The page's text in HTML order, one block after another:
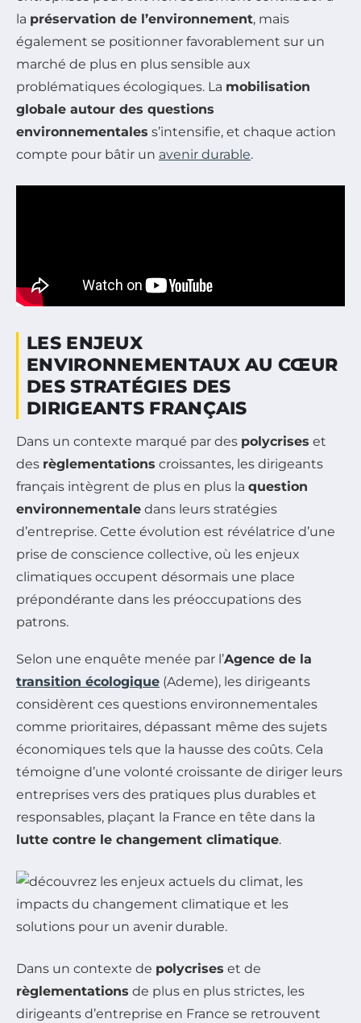
la préservation de l’environnement, mais
également se positionner favorablement sur un
marché de plus en plus sensible aux
problématiques écologiques. La mobilisation
globale autour des questions
environnementales s’intensifie, et chaque action
compte pour bâtir un avenir durable.
LES ENJEUX
ENVIRONNEMENTAUX AU CŒUR
DES STRATÉGIES DES
DIRIGEANTS FRANÇAIS
Dans un contexte marqué par des polycrises et
des règlementations croissantes, les dirigeants
français intègrent de plus en plus la question
environnementale dans leurs stratégies
d’entreprise. Cette évolution est révélatrice d’une
prise de conscience collective, où les enjeux
climatiques occupent désormais une place
prépondérante dans les préoccupations des
patrons.
Selon une enquête menée par l’Agence de la
transition écologique (Ademe), les dirigeants
considèrent ces questions environnementales
comme prioritaires, dépassant même des sujets
économiques tels que la hausse des coûts. Cela
témoigne d’une volonté croissante de diriger leurs
entreprises vers des pratiques plus durables et
responsables, plaçant la France en tête dans la
lutte contre le changement climatique.
Dans un contexte de polycrises et de
règlementations de plus en plus strictes, les
dirigeants d’entreprise en France se retrouvent